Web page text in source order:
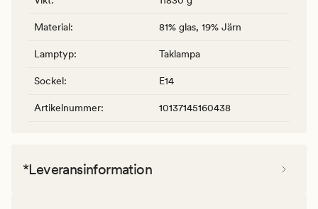
Material: 81% glas, 19% Järn
Lamptyp: Taklampa
Sockel: E14
Artikelnummer: 10137145160438
*Leveransinformation